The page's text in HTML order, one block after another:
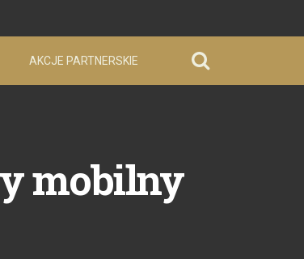
AKCJE PARTNERSKIE
mobilny